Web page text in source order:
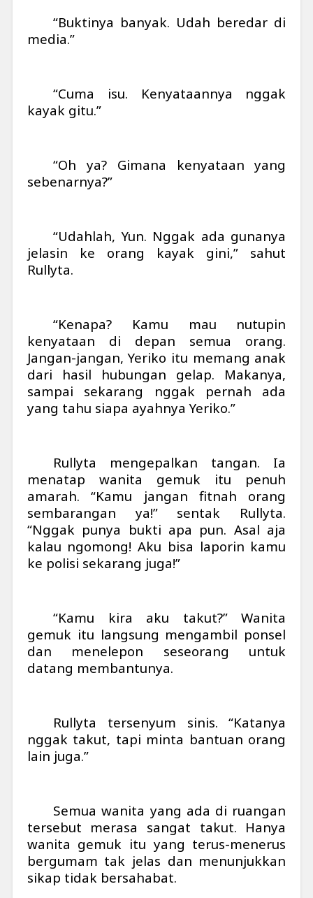
“Buktinya banyak. Udah beredar di
media.”
“Cuma isu. Kenyataannya nggak
kayak gitu.”
“Oh ya? Gimana kenyataan yang
sebenarnya?”
“Udahlah, Yun. Nggak ada gunanya
jelasin ke orang kayak gini,” sahut
Rullyta.
“Kenapa? Kamu mau nutupin
kenyataan di depan semua orang.
Jangan-jangan, Yeriko itu memang anak
dari hasil hubungan gelap. Makanya,
sampai sekarang nggak pernah ada
yang tahu siapa ayahnya Yeriko.”
Rullyta mengepalkan tangan. Ia
menatap wanita gemuk itu penuh
amarah. “Kamu jangan fitnah orang
sembarangan ya!” sentak Rullyta.
“Nggak punya bukti apa pun. Asal aja
kalau ngomong! Aku bisa laporin kamu
ke polisi sekarang juga!”
“Kamu kira aku takut?” Wanita
gemuk itu langsung mengambil ponsel
dan menelepon seseorang untuk
datang membantunya.
Rullyta tersenyum sinis. “Katanya
nggak takut, tapi minta bantuan orang
lain juga.”
Semua wanita yang ada di ruangan
tersebut merasa sangat takut. Hanya
wanita gemuk itu yang terus-menerus
bergumam tak jelas dan menunjukkan
sikap tidak bersahabat.